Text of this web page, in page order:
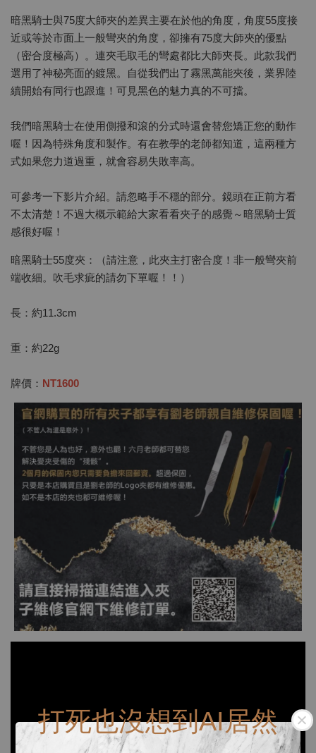
打死也沒想到AI居然
暗黑騎士與75度大師夾的差異主要在於他的角度，角度55度接
近或等於市面上一般彎夾的角度，卻擁有75度大師夾的優點
（密合度極高）。連夾毛取毛的彎處都比大師夾長。此款我們
選用了神秘亮面的鍍黑。自從我們出了霧黑萬能夾後，業界陸
續開始有同行也跟進！可見黑色的魅力真的不可擋。
我們暗黑騎士在使用側撥和滾的分式時還會替您矯正您的動作
喔！因為特殊角度和製作。有在教學的老師都知道，這兩種方
式如果您力道過重，就會容易失敗率高。
可參考一下影片介紹。請忽略手不穩的部分。鏡頭在正前方看
不太清楚！不過大概示範給大家看看夾子的感覺～暗黑騎士質
感很好喔！
暗黑騎士55度夾：（請注意，此夾主打密合度！非一般彎夾前
端收細。吹毛求疵的請勿下單喔！！）
長：約11.3cm
重：約22g
牌價： NT1600